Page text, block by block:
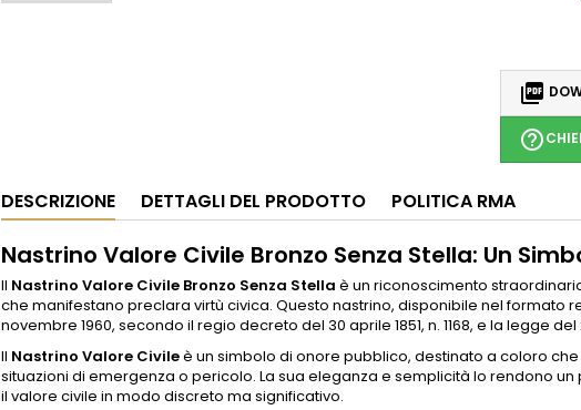

help_outline
DESCRIZIONE DETTAGLI DEL PRODOTTO POLITICA RMA
Nastrino Valore Civile Bronzo Senza Stella: Un
Il Nastrino Valore Civile Bronzo Senza Stella è un riconoscimento
che manifestano preclara virtù civica. Questo nastrino, disponibile nel formato
novembre 1960, secondo il regio decreto del 30 aprile 1851, n. 1168, e la legge del
Il Nastrino Valore Civileè un simbolo di onore pubblico, destinato a coloro
situazioni di emergenza o pericolo. La sua eleganza e semplicità lo rendono
il valore civile in modo discreto ma significativo.